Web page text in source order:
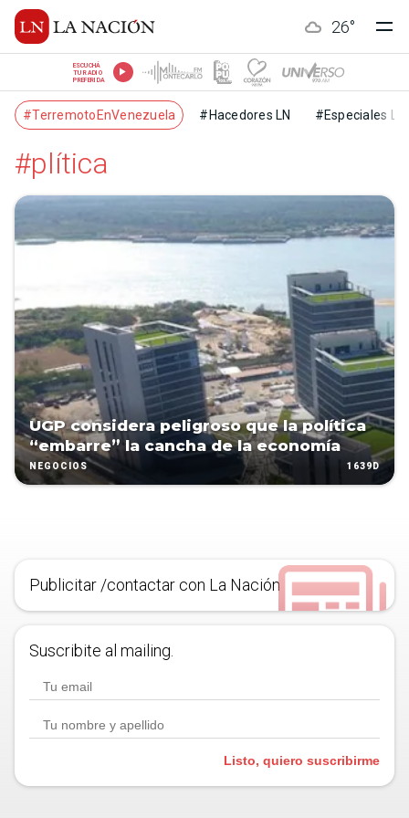
26°
ESCUCHÁ
TU RADIO
PREFERIDA
#TerremotoEnVenezuela #Hacedores LN #Especiales LN
#plítica
UGP considera peligroso que la política
“embarre” la cancha de la economía
NEGOCIOS 1639D
Publicitar /contactar con La Nación
Suscribite al mailing.
Listo, quiero suscribirme